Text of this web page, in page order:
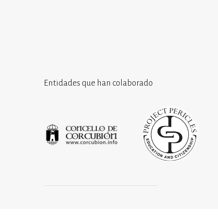
Entidades que han colaborado